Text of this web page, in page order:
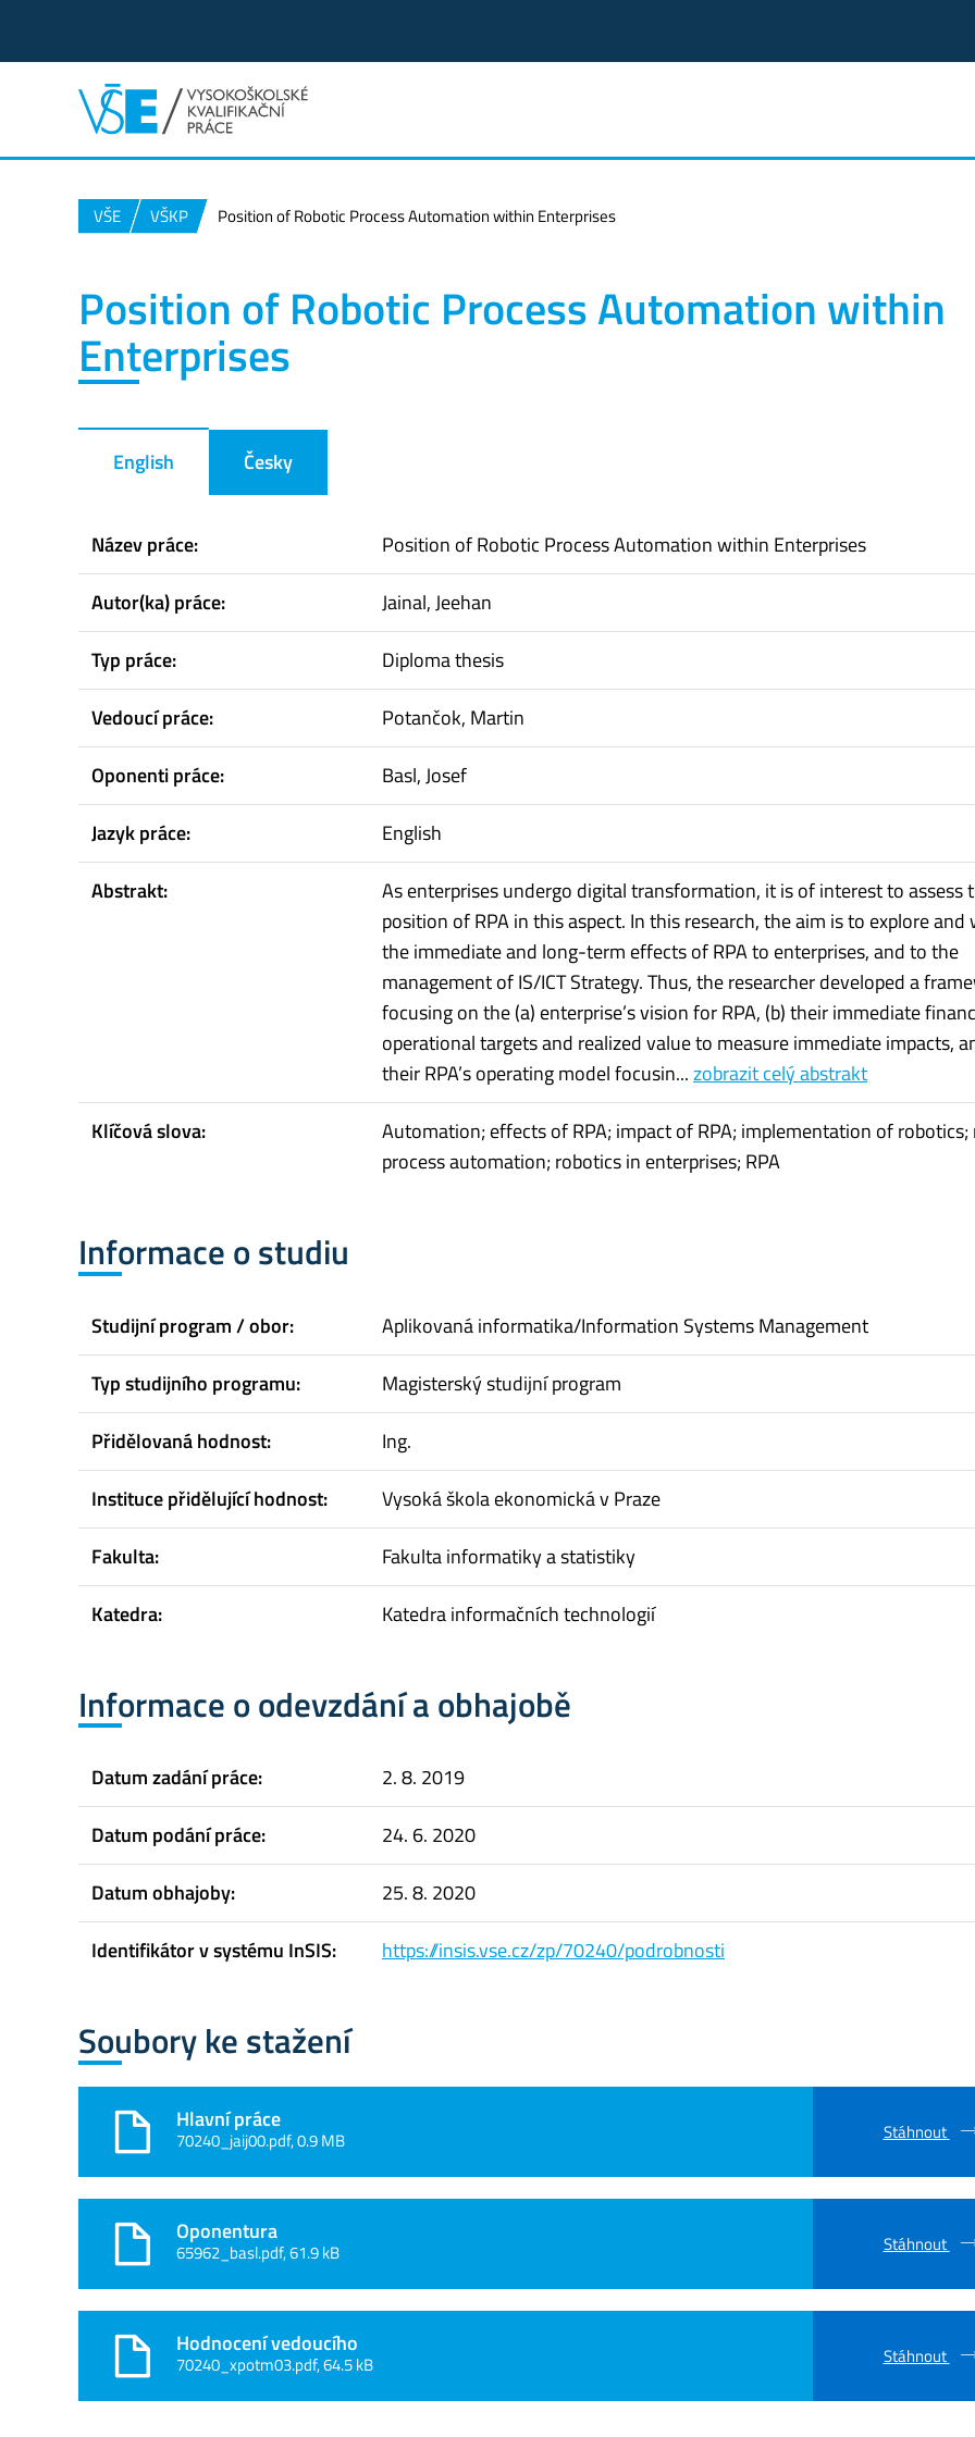
VŠE VŠKP Position of Robotic Process Automation within Enterprises
Position of Robotic Process Automation within
Enterprises
English Česky
Název práce:
Position of Robotic Process Automation within Enterprises
Autor(ka) práce:
Jainal, Jeehan
Typ práce:
Diploma thesis
Vedoucí práce:
Potančok, Martin
Oponenti práce:
Basl, Josef
Jazyk práce:
English
Abstrakt:
As enterprises undergo digital transformation, it is of interest to assess
position of RPA in this aspect. In this research, the aim is to explore and
the immediate and long-term effects of RPA to enterprises, and to the
management of IS/ICT Strategy. Thus, the researcher developed a
focusing on the (a) enterprise’s vision for RPA, (b) their immediate
operational targets and realized value to measure immediate impacts,
their RPA’s operating model focusin...zobrazit celý abstrakt
Klíčová slova:
Automation; effects of RPA; impact of RPA; implementation of
process automation; robotics in enterprises; RPA
Informace o studiu
Studijní program / obor:
Aplikovaná informatika/Information Systems Management
Typ studijního programu:
Magisterský studijní program
Přidělovaná hodnost:
Ing.
Instituce přidělující hodnost:
Vysoká škola ekonomická v Praze
Fakulta:
Fakulta informatiky a statistiky
Katedra:
Katedra informačních technologií
Informace o odevzdání a obhajobě
Datum zadání práce:
2. 8. 2019
Datum podání práce:
24. 6. 2020
Datum obhajoby:
25. 8. 2020
Identifikátor v systému InSIS:
https://insis.vse.cz/zp/70240/podrobnosti
Soubory ke stažení
Hlavní práce
70240_jaij00.pdf, 0.9 MB Stáhnout
Oponentura
65962_basl.pdf, 61.9 kB Stáhnout
Hodnocení vedoucího
70240_xpotm03.pdf, 64.5 kB Stáhnout